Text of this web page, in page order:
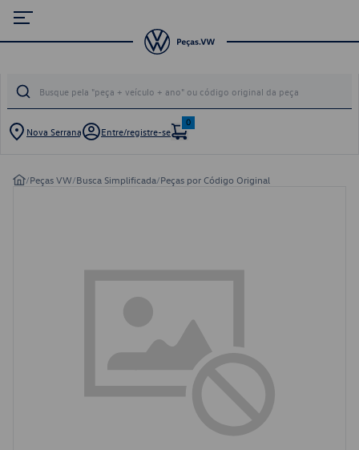
Nova Serrana Entre/registre-se
0
/Peças VW/Busca Simplificada/Peças por Código Original